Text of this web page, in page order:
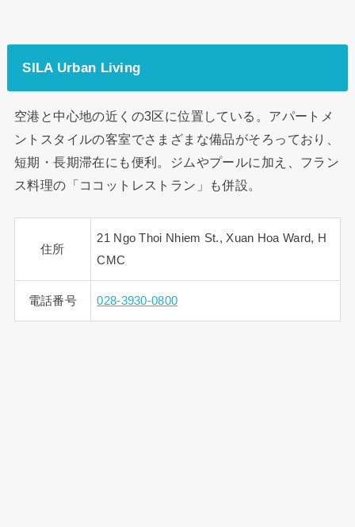
SILA Urban Living
空港と中心地の近くの3区に位置している。アパートメ
ントスタイルの客室でさまざまな備品がそろっており、
短期・長期滞在にも便利。ジムやプールに加え、フラン
ス料理の「ココットレストラン」も併設。
住所
21 Ngo Thoi Nhiem St., Xuan Hoa Ward, H
CMC
電話番号 028-3930-0800